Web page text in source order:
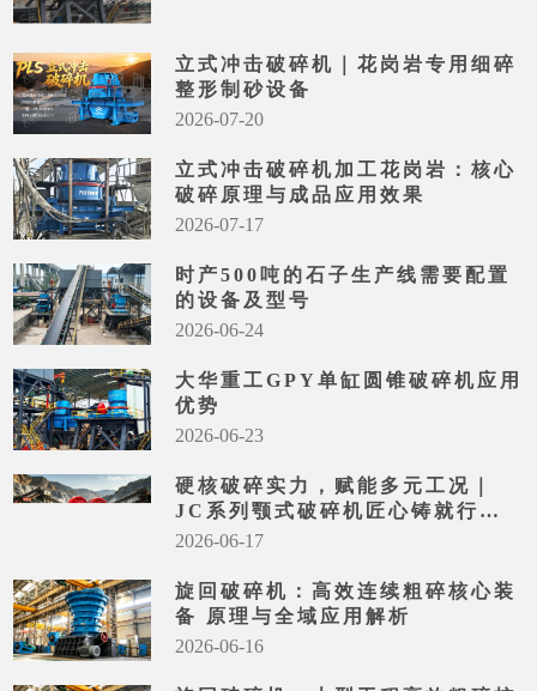
立式冲击破碎机｜花岗岩专用细碎
整形制砂设备
2026-07-20
立式冲击破碎机加工花岗岩：核心
破碎原理与成品应用效果
2026-07-17
时产500吨的石子生产线需要配置
的设备及型号
2026-06-24
大华重工GPY单缸圆锥破碎机应用
优势
2026-06-23
硬核破碎实力，赋能多元工况｜
JC系列颚式破碎机匠心铸就行业
标杆
2026-06-17
旋回破碎机：高效连续粗碎核心装
备 原理与全域应用解析
2026-06-16